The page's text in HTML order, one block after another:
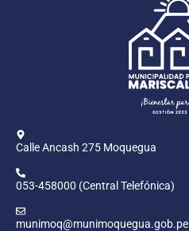
Calle Ancash 275 Moquegua
053-458000 (Central Telefónica)
munimoq@munimoquegua.gob.pe